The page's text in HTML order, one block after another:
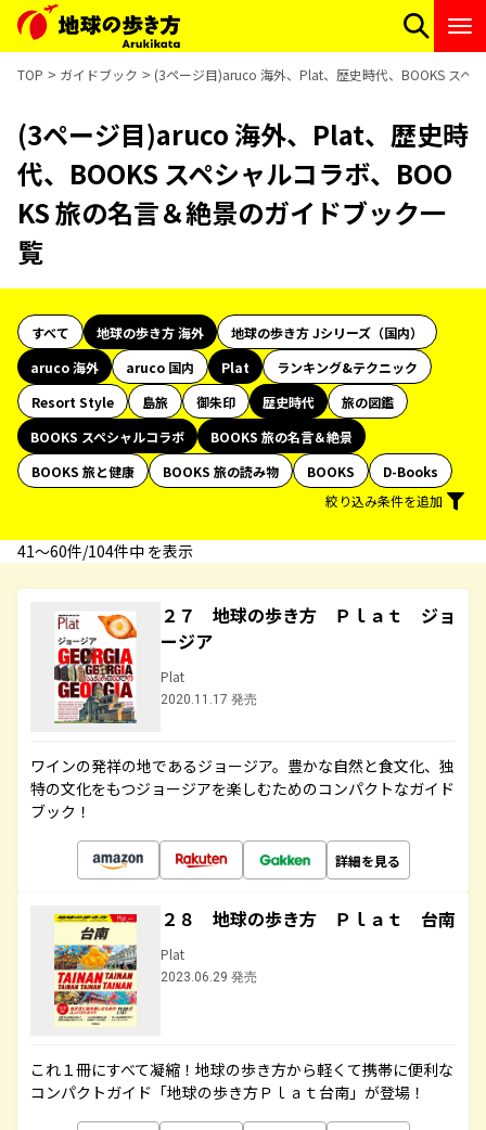
TOP ガイドブック (3ページ目)aruco 海外、Plat、歴史時代、BOOKS スペ
(3ページ目)aruco 海外、Plat、歴史時
代、BOOKS スペシャルコラボ、BOO
KS 旅の名言＆絶景のガイドブック一
覧
すべて 地球の歩き方 海外
地球の歩き方 Jシリーズ（国内）
aruco 海外
aruco 国内 Plat
ランキング&テクニック
Resort Style
島旅 御朱印 歴史時代
旅の図鑑
BOOKS スペシャルコラボ
BOOKS 旅の名言＆絶景
BOOKS 旅と健康
BOOKS 旅の読み物 BOOKS
D-Books
絞り込み条件を追加
41〜60件/104件中 を表示
２７ 地球の歩き方 Ｐｌａｔ ジョ
ージア
Plat
2020.11.17 発売
ワインの発祥の地であるジョージア。豊かな自然と食文化、独
特の文化をもつジョージアを楽しむためのコンパクトなガイド
ブック！
詳細を見る
２８ 地球の歩き方 Ｐｌａｔ 台南
Plat
2023.06.29 発売
これ１冊にすべて凝縮！地球の歩き方から軽くて携帯に便利な
コンパクトガイド「地球の歩き方Ｐｌａｔ台南」が登場！